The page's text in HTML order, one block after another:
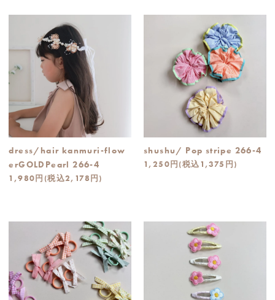
dress/hair kanmuri-flow
erGOLDPearl 266-4
1,980円(税込2,178円)
shushu/ Pop stripe 266-4
1,250円(税込1,375円)